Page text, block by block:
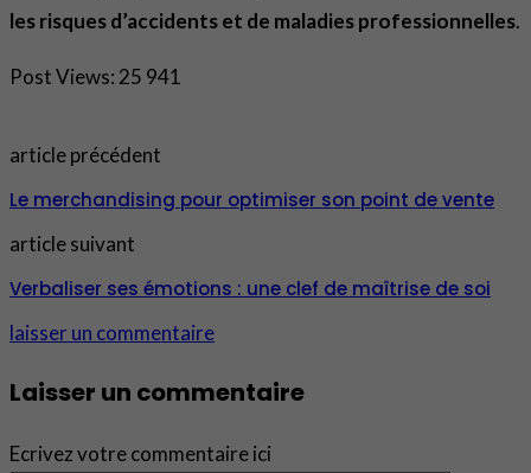
les risques d’accidents et de maladies professionnelles.
Post Views: 25 941
article précédent
Le merchandising pour optimiser son point de vente
article suivant
Verbaliser ses émotions : une clef de maîtrise de soi
laisser un commentaire
Laisser un commentaire
Ecrivez votre commentaire ici